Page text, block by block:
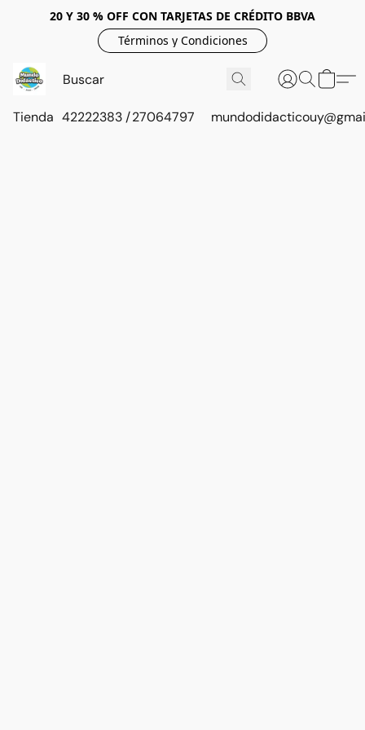
20 Y 30 % OFF CON TARJETAS DE CRÉDITO BBVA
Términos y Condiciones
Tienda 42222383 / 27064797